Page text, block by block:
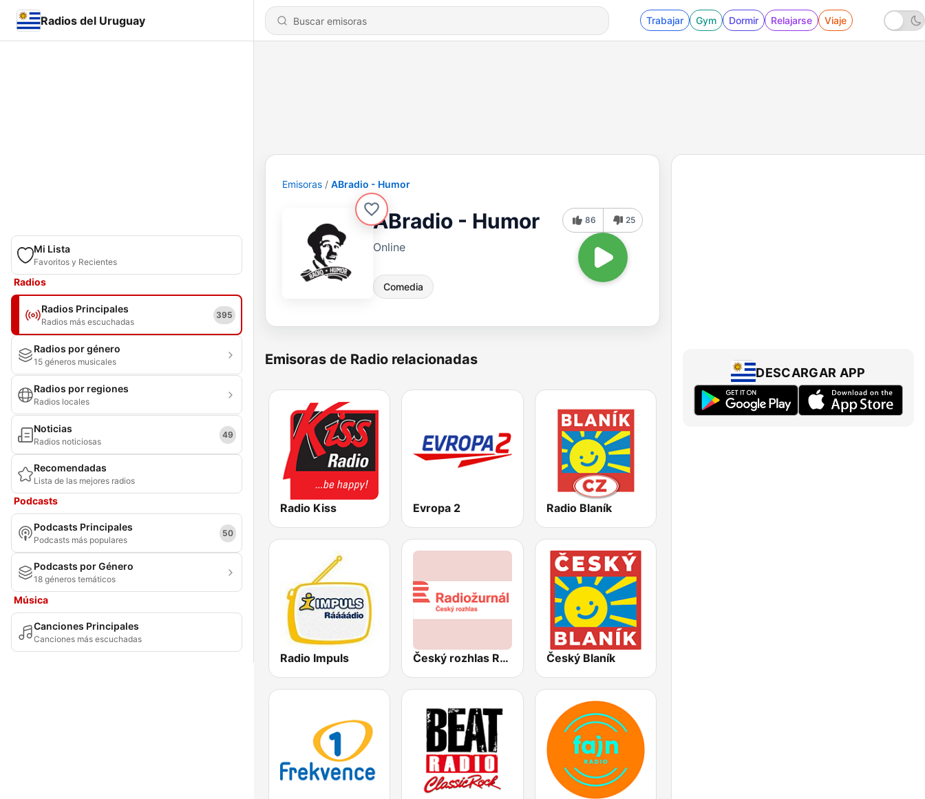
Radios del Uruguay Trabajar Gym Dormir Relajarse Viaje
Mi Lista
Favoritos y Recientes
Radios
Radios Principales
Radios más escuchadas
395
Radios por género
15 géneros musicales
Radios por regiones
Radios locales
Noticias
Radios noticiosas
49
Recomendadas
Lista de las mejores radios
Podcasts
Podcasts Principales
Podcasts más populares
50
Podcasts por Género
18 géneros temáticos
Música
Canciones Principales
Canciones más escuchadas
Emisoras ABradio - Humor
ABradio - Humor
Online
Comedia
86 25
Emisoras de Radio relacionadas
Radio Kiss Evropa 2 Radio Blaník
Radio Impuls Český rozhlas Radiožurnál Český Blaník
DESCARGAR APP